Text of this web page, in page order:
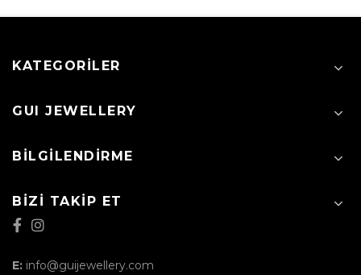
KATEGORILER
GUI JEWELLERY
BILGILENDIRME
BIZI TAKIP ET
E: info@guijewellery.com